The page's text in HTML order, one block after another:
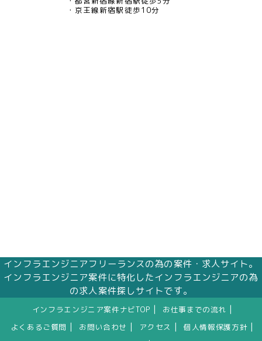
用目的の通知、開示、内容の訂正・追加・削除、利
京王線新宿駅徒歩10分
インフラエンジニアフリーランスの為の案件・求人サイト。
インフラエンジニア案件に特化したインフラエンジニアの為
の求人案件探しサイトです。
インフラエンジニア案件ナビTOP お仕事までの流れ
よくあるご質問 お問い合わせ アクセス 個人情報保護方針